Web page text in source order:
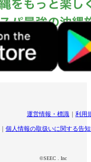
運営情報・標識 利用
個人情報の取扱いに関する告
©SEEC . Inc